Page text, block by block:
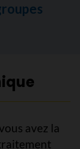
avez la